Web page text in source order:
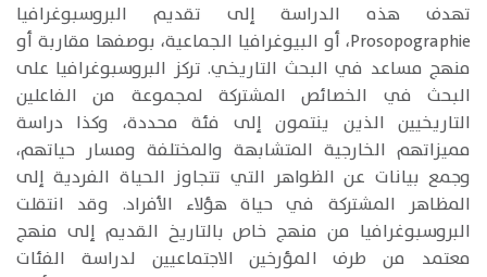
​تهدف هذه الدراسة إلى تقديم البروسبوغرافيا
Prosopographie، أو البيوغرافيا الجماعية، بوصفها مقاربة أو
منهج مساعد في البحث التاريخي. تركز البروسبوغرافيا على
البحث في الخصائص المشتركة لمجموعة من الفاعلين
التاريخيين الذين ينتمون إلى فئة محددة، وكذا دراسة
مميزاتهم الخارجية المتشابهة والمختلفة ومسار حياتهم،
وجمع بيانات عن الظواهر التي تتجاوز الحياة الفردية إلى
المظاهر المشتركة في حياة هؤلاء الأفراد. وقد انتقلت
البروسبوغرافيا من منهج خاص بالتاريخ القديم إلى منهج
معتمد من طرف المؤرخين الاجتماعيين لدراسة الفئات